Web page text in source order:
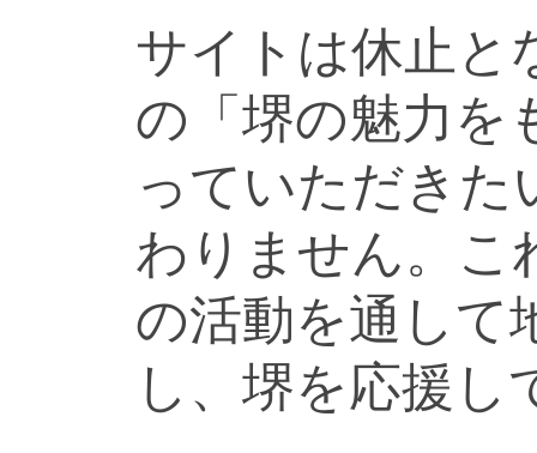
サイトは休止と
の「堺の魅力を
っていただきた
わりません。こ
の活動を通して
し、堺を応援し